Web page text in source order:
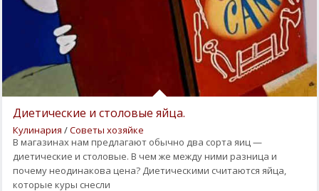
Диетические и столовые яйца.
Кулинария /Советы хозяйке
В магазинах нам предлагают обычно два сорта яиц —
диетические и столовые. В чем же между ними разница и
почему неодинакова цена? Диетическими считаются яйца,
которые куры снесли